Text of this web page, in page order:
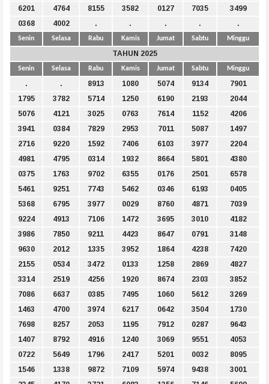
6201
4764 8155 3582 0127 7035
3499
0368
4002 . . . . .
Senin Selasa Rabu Kamis Jumat Sabtu Minggu
TAHUN 2025
Senin Selasa Rabu Kamis Jumat Sabtu Minggu
. . 8913 1080 5074 9134
7901
1795
3782 5714 1250 6190 2193
2044
5076
4121 3025 0763 7614 1152
4206
3941
0384 7829 2953 7011 5087
1497
2716
9220 1592 7406 6103 3977
2204
4981
4795 0314 1932 8664 5801
4380
0375
1763 9702 6355 0176 2501
6578
5461
9251 7743 5462 0346 6193
0405
5368
6795 3977 0029 8760 4871
7039
9224
4913 7106 1472 3695 3010
4182
3986
7850 9211 4423 8647 0791
3148
9630
2012 1335 3952 1864 4238
7420
2155
0534 3472 0133 1258 2869
4827
3314
2519 4256 1920 8674 2303
3852
7086
6637 0385 7495 1060 5612
3269
1463
4700 3974 6217 0642 3504
1730
7698
8257 2053 1195 7912 0287
9643
1407
8792 4916 1240 3069 9551
4053
0722
5649 1796 2417 5201 0032
8095
1546
1338 9872 7109 5974 9438
3001